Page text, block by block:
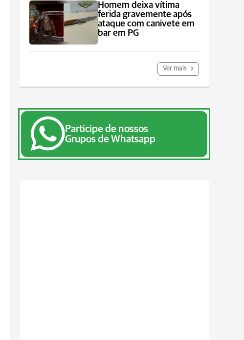
Homem deixa vítima
ferida gravemente após
ataque com canivete em
bar em PG
Ver mais
Participe de nossos
Grupos de Whatsapp